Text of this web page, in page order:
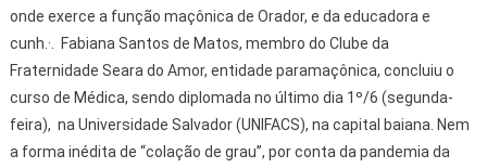
onde exerce a função maçônica de Orador, e da educadora e
cunh.·. Fabiana Santos de Matos, membro do Clube da
Fraternidade Seara do Amor, entidade paramaçônica, concluiu o
curso de Médica, sendo diplomada no último dia 1º/6 (segunda-
feira), na Universidade Salvador (UNIFACS), na capital baiana. Nem
a forma inédita de “colação de grau”, por conta da pandemia da